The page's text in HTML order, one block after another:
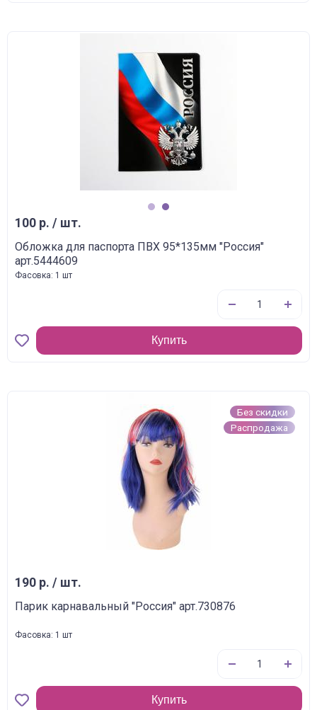
100 р. / шт.
Обложка для паспорта ПВХ 95*135мм "Россия"
арт.5444609
Фасовка: 1 шт
Купить
Без скидки
Распродажа
190 р. / шт.
Парик карнавальный "Россия" арт.730876
Фасовка: 1 шт
Купить